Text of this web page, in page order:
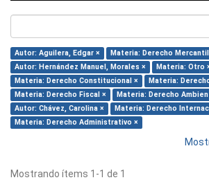
Autor: Aguilera, Edgar ×
Materia: Derecho
Autor: Hernández Manuel, Morales ×
Materia: Otro
Materia: Derecho Constitucional ×
Materia:
Materia: Derecho Fiscal ×
Materia: Derecho
Autor: Chávez, Carolina ×
Materia: Derecho
Materia: Derecho Administrativo ×
Mostrando ítems 1-1 de 1